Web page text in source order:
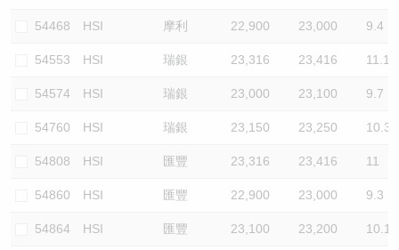
54468 HSI 摩利 22,900 23,000 9.4
54553 HSI 瑞銀 23,316 23,416 11.1
54574 HSI 瑞銀 23,000 23,100 9.7
54760 HSI 瑞銀 23,150 23,250 10.3
54808 HSI 匯豐 23,316 23,416 11
54860 HSI 匯豐 22,900 23,000 9.3
54864 HSI 匯豐 23,100 23,200 10.1